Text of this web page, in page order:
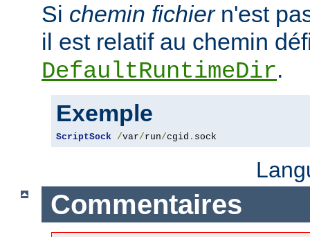
Si chemin fichiern'est
il est relatif au chemin
DefaultRuntimeDir.
Exemple
ScriptSock /var/run/cgid . sock
Commentaires